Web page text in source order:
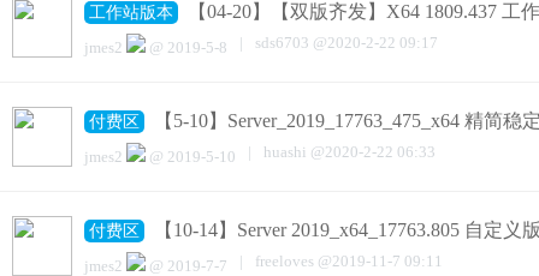
工作站版本 【04-20】【双版齐发】X64 1809.437
jmes2 @ 2019-5-8 | sds6703 @2020-2-22 09:17
付费区 【5-10】Server_2019_17763_475_x64 精简稳
jmes2 @ 2019-5-10 | huashi @2020-2-22 06:33
付费区 【10-14】Server 2019_x64_17763.805 自定义
jmes2 @ 2019-7-7 | freeloves @2019-11-7 09:11